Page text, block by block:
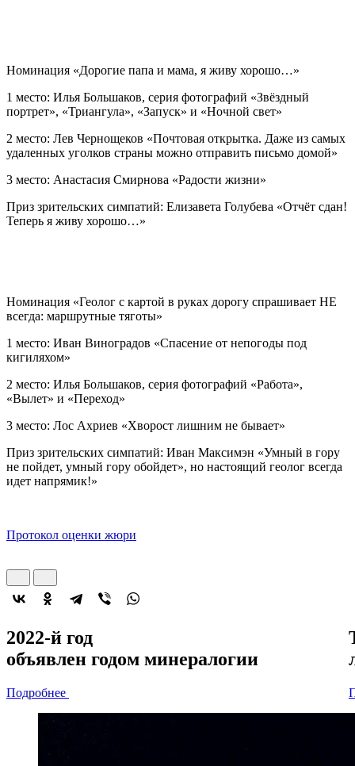
Номинация «Дорогие папа и мама, я живу хорошо…»
1 место: Илья Большаков, серия фотографий «Звёздный
портрет», «Триангула», «Запуск» и «Ночной свет»
2 место: Лев Чернощеков «Почтовая открытка. Даже из самых
удаленных уголков страны можно отправить письмо домой»
3 место: Анастасия Смирнова «Радости жизни»
Приз зрительских симпатий: Елизавета Голубева «Отчёт сдан!
Теперь я живу хорошо…»
Номинация «Геолог с картой в руках дорогу спрашивает НЕ
всегда: маршрутные тяготы»
1 место: Иван Виноградов «Спасение от непогоды под
кигиляхом»
2 место: Илья Большаков, серия фотографий «Работа»,
«Вылет» и «Переход»
3 место: Лос Ахриев «Хворост лишним не бывает»
Приз зрительских симпатий: Иван Максимэн «Умный в гору
не пойдет, умный гору обойдет», но настоящий геолог всегда
идет напрямик!»
Протокол оценки жюри
2022-й год
объявлен годом минералогии
Подробнее